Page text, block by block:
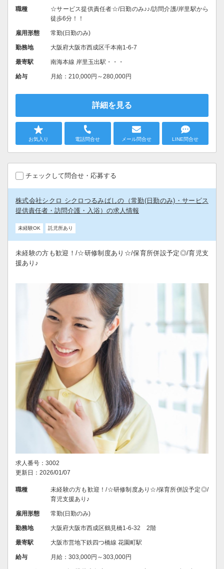
職種
☆サービス提供責任者☆/日勤のみ♪♪/訪問介護/岸里駅から
徒歩6分！！
雇用形態 常勤(日勤のみ)
勤務地 大阪府大阪市西成区千本南1-6-7
最寄駅 南海本線 岸里玉出駅・・・
給与 月給：210,000円～280,000円
詳細を見る
お気入り 電話問合せ メール問合せ LINE問合せ
チェックして問合せ・応募する
株式会社シクロ シクロつるみばしの（常勤(日勤のみ)・サービス
提供責任者・訪問介護・入浴）の求人情報
未経験OK 託児所あり
未経験の方も歓迎！/☆研修制度あり☆/保育所併設予定◎/育児支
援あり♪
求人番号：3002
更新日：2026/01/07
職種
未経験の方も歓迎！/☆研修制度あり☆/保育所併設予定◎/
育児支援あり♪
雇用形態 常勤(日勤のみ)
勤務地 大阪府大阪市西成区鶴見橋1-6-32 2階
最寄駅 大阪市営地下鉄四つ橋線 花園町駅
給与 月給：303,000円～303,000円